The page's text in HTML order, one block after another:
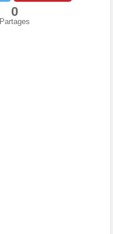
0
Partages